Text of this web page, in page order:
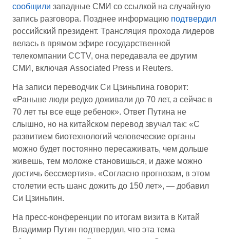
сообщили западные СМИ со ссылкой на случайную
запись разговора. Позднее информацию подтвердил
российский президент. Трансляция прохода лидеров
велась в прямом эфире государственной
телекомпании CCTV, она передавала ее другим
СМИ, включая Associated Press и Reuters.
На записи переводчик Си Цзиньпина говорит:
«Раньше люди редко доживали до 70 лет, а сейчас в
70 лет ты все еще ребенок». Ответ Путина не
слышно, но на китайском перевод звучал так: «С
развитием биотехнологий человеческие органы
можно будет постоянно пересаживать, чем дольше
живешь, тем моложе становишься, и даже можно
достичь бессмертия». «Согласно прогнозам, в этом
столетии есть шанс дожить до 150 лет», — добавил
Си Цзиньпин.
На пресс-конференции по итогам визита в Китай
Владимир Путин подтвердил, что эта тема